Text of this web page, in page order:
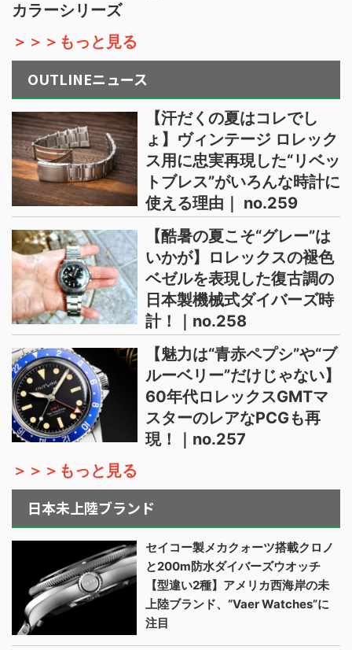
カラーシリーズ
＞＞＞もっと見る
OUTLINEニュース
【汗だくの夏はコレでし
ょ】ヴィンテージ ロレック
ス用に忠実再現した“リベッ
トブレス”がいろんな時計に
使える理由｜ no.259
【酷暑の夏こそ“グレー”は
いかが】ロレックスの褪色
ベゼルを表現した復古調の
日本製機械式ダイバーズ時
計！｜no.258
【魅力は“青赤ペプシ”や“ブ
ルーベリー”だけじゃない】
60年代ロレックスGMTマ
スターのレアなPCGも再
現！｜no.257
＞＞＞もっと見る
日本未上陸ブランド
セイコー製メカクォーツ搭載クロノ
と200m防水ダイバーズウオッチ
【型違い2種】アメリカ西海岸の未
上陸ブランド、“Vaer Watches”に
注目